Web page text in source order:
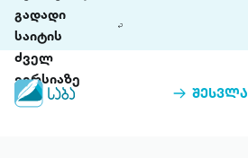
გადადი
საიტის
ძველ
ვერსიაზე
შესვლა